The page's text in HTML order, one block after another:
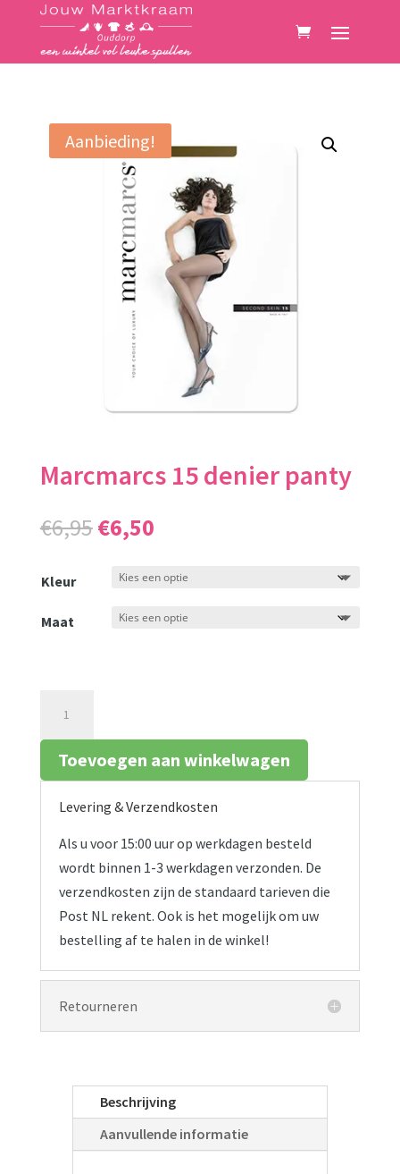
Aanbieding!
Marcmarcs 15 denier panty
€6,95Oorspronkelijke
prijs
was:
€6,50Huidige
is:
Kleur
Maat
denier
panty
Toevoegen aan winkelwagen
Levering & Verzendkosten
Als u voor 15:00 uur op werkdagen besteld
wordt binnen 1-3 werkdagen verzonden. De
verzendkosten zijn de standaard tarieven die
Post NL rekent. Ook is het mogelijk om uw
bestelling af te halen in de winkel!
Retourneren
Beschrijving
Aanvullende informatie